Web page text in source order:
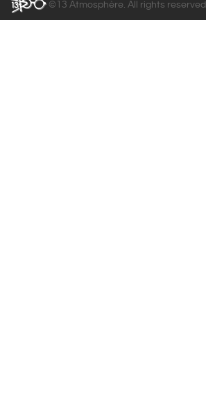
©13 Atmosphère. All rights reserved.